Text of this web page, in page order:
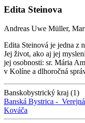
Edita Steinova
Andreas Uwe Müller,
Edita Steinová je jedna z
Jej život, ako aj jej
jej osobnosti: sr. Mária
v Kolíne a dlhoročná
Banskobystrický kraj (1)
Banská Bystrica -
Kováča